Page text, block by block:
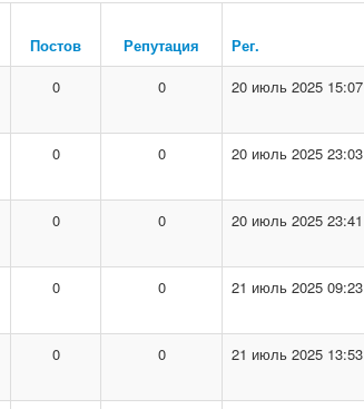
Постов Репутация Рег.
0 0 20 июль 2025 15:07
0 0 20 июль 2025 23:03
0 0 20 июль 2025 23:41
0 0 21 июль 2025 09:23
0 0 21 июль 2025 13:53